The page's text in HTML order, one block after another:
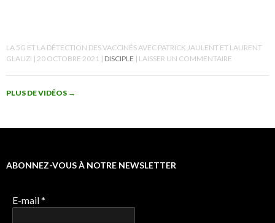
LA 5G ET LA DÉTECTION DES VACCINÉS AVEC PATRICK JAULENT ET LAURENT
GLAUZI 20 OCTOBRE 2021 DISCIPLE LAISSER UN COMMENTAIRE
PLUS DE VIDÉOS →
ABONNEZ-VOUS À NOTRE NEWSLETTER
E-mail*